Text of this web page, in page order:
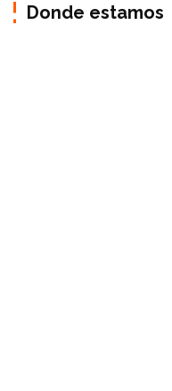
Donde estamos